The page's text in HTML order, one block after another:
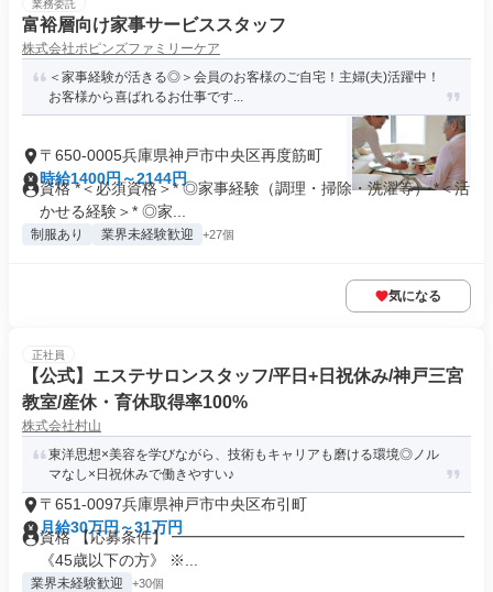
業務委託
富裕層向け家事サービススタッフ
株式会社ポピンズファミリーケア
＜家事経験が活きる◎＞会員のお客様のご自宅！主婦(夫)活躍中！
お客様から喜ばれるお仕事です...
〒650-0005兵庫県神戸市中央区再度筋町
時給1400円～2144円
資格 *＜必須資格＞* ◎家事経験（調理・掃除・洗濯等） *＜活
かせる経験＞* ◎家...
制服あり 業界未経験歓迎 +27個
気になる
正社員
【公式】エステサロンスタッフ/平日+日祝休み/神戸三宮
教室/産休・育休取得率100%
株式会社村山
東洋思想×美容を学びながら、技術もキャリアも磨ける環境◎ノル
マなし×日祝休みで働きやすい♪
〒651-0097兵庫県神戸市中央区布引町
月給30万円～31万円
資格 【応募条件】 ━━━━━━━━━━━━━━━━━━━
《45歳以下の方》 ※...
業界未経験歓迎 +30個